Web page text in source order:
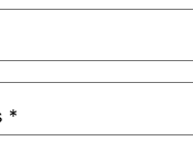
*